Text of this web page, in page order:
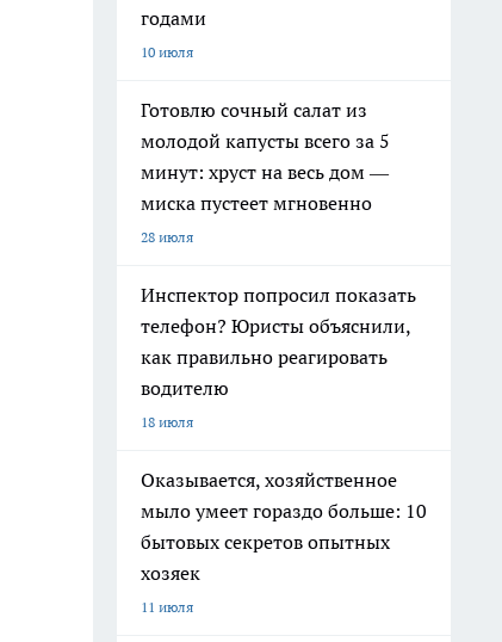
годами
10 июля
Готовлю сочный салат из
молодой капусты всего за 5
минут: хруст на весь дом —
миска пустеет мгновенно
28 июля
Инспектор попросил показать
телефон? Юристы объяснили,
как правильно реагировать
водителю
18 июля
Оказывается, хозяйственное
мыло умеет гораздо больше: 10
бытовых секретов опытных
хозяек
11 июля